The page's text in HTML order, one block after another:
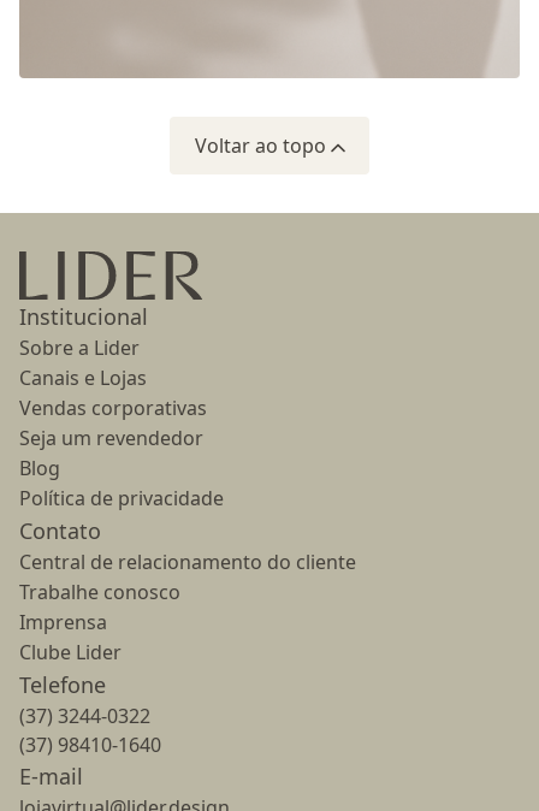
Voltar ao topo
Ir para a página inicial
Institucional
Sobre a Lider
Canais e Lojas
Vendas corporativas
Seja um revendedor
Blog
Política de privacidade
Contato
Central de relacionamento do cliente
Trabalhe conosco
Imprensa
Clube Lider
Telefone
(37) 3244-0322
(37) 98410-1640
E-mail